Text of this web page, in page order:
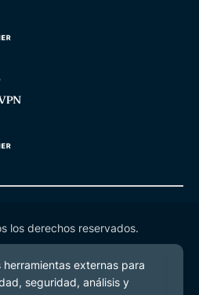
los derechos reservados.